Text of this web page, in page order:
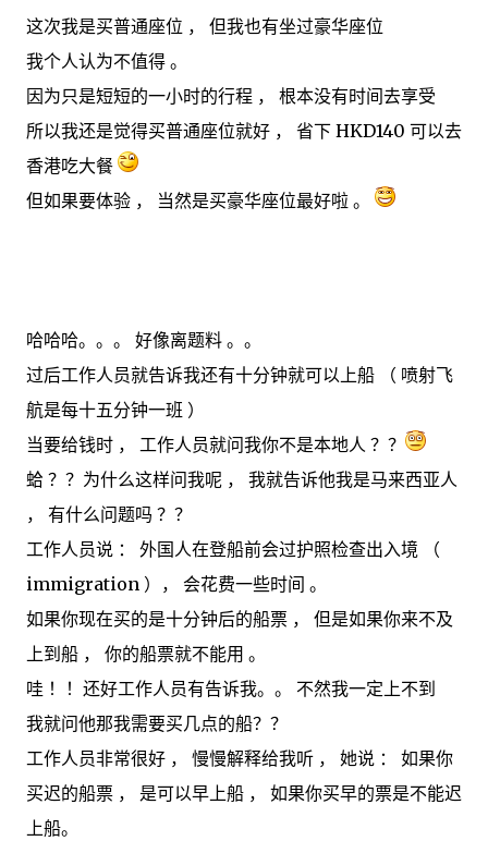
这次我是买普通座位 ， 但我也有坐过豪华座位
我个人认为不值得 。
因为只是短短的一小时的行程 ， 根本没有时间去享受
所以我还是觉得买普通座位就好 ， 省下 HKD140 可以去
香港吃大餐
但如果要体验 ， 当然是买豪华座位最好啦 。
哈哈哈。。。 好像离题料 。。
过后工作人员就告诉我还有十分钟就可以上船 （ 喷射飞
航是每十五分钟一班 ）
当要给钱时 ， 工作人员就问我你不是本地人 ？？
蛤 ？？为什么这样问我呢 ， 我就告诉他我是马来西亚人
， 有什么问题吗 ？？
工作人员说 ： 外国人在登船前会过护照检查出入境 （
immigration ）， 会花费一些时间 。
如果你现在买的是十分钟后的船票 ， 但是如果你来不及
上到船 ， 你的船票就不能用 。
哇 ！！还好工作人员有告诉我。。 不然我一定上不到
我就问他那我需要买几点的船？？
工作人员非常很好 ， 慢慢解释给我听 ， 她说 ： 如果你
买迟的船票 ， 是可以早上船 ， 如果你买早的票是不能迟
上船。